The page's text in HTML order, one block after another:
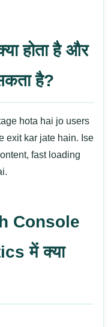
होता है और
है?
hota hai jo users
exit kar jate hain. Ise
fast loading
Console
में क्या